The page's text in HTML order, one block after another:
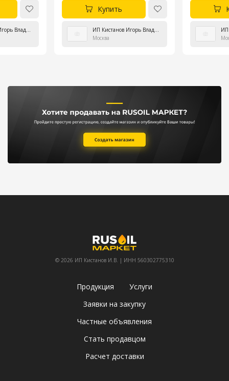
Купить
Москва
© 2026 ИП Кистанов И.В. | ИНН 560302775310
Продукция
Услуги
Заявки на закупку
Частные объявления
Стать продавцом
Расчет доставки